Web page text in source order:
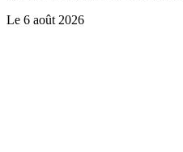
Le 6 août 2026